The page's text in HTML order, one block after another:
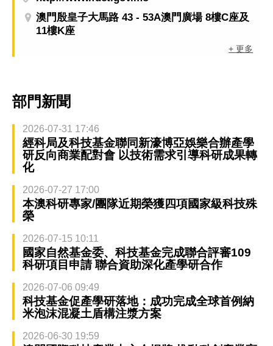
澳門殷皇子大馬路 43 - 53A澳門廣場 8樓C座及
11樓K座
+ 更多
部門新聞
2026-07-31 17:46
經科局及科技基金聯同新濠博亞娛樂合辦產學
研反向商業配對會 以技術需求引導科研成果轉
化
2026-07-27 17:00
本澳科研專家/團隊近期榮獲四項國家級科技殊
榮
2026-07-15 10:11
國家自然基金委、科技基金完成聯合評審109
科研項目申請 聯合資助深化產學研合作
2026-07-06 09:49
科技基金促產學研落地：成功完成全球首例納
米泡沫混凝土盾構注漿方案
2026-06-30 19:59